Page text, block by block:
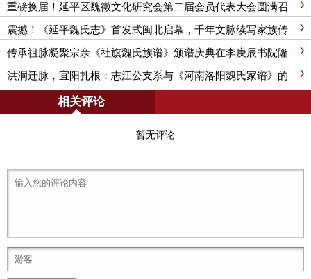
重磅换届！延平区魏徵文化研究会第二届会员代表大会圆满召
开，新班子引领文化传承新征程
震撼！《延平魏氏志》首发式闽北启幕，千年文脉续写家族传
奇
传承祖脉凝聚宗亲《社旗魏氏族谱》颁谱庆典在李庚辰书院隆
重举行
洪洞迁脉，宜阳扎根：志江公支系与《河南洛阳魏氏家谱》的
百年故事
相关评论
暂无评论